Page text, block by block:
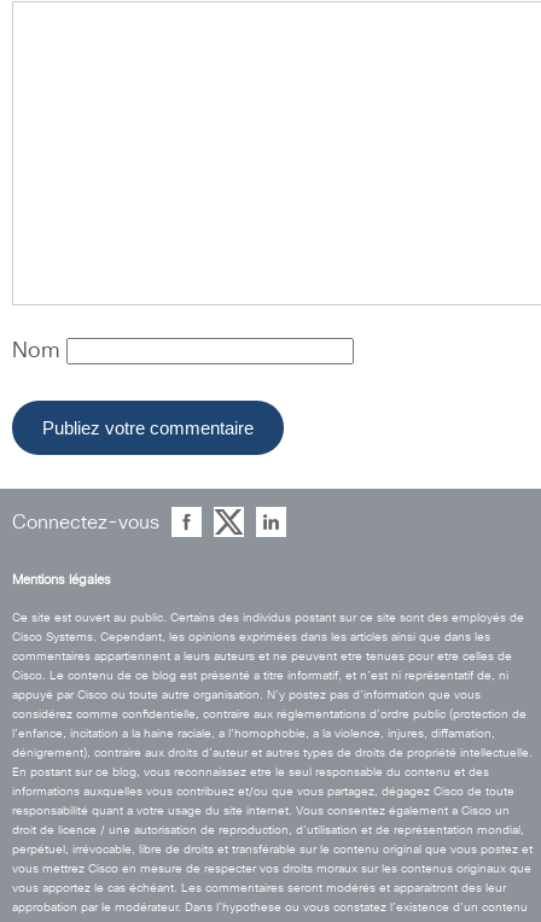
Nom
Connectez-vous
Mentions légales
Ce site est ouvert au public. Certains des individus postant sur ce site sont des employés de
Cisco Systems. Cependant, les opinions exprimées dans les articles ainsi que dans les
commentaires appartiennent a leurs auteurs et ne peuvent etre tenues pour etre celles de
Cisco. Le contenu de ce blog est présenté a titre informatif, et n’est ni représentatif de, ni
appuyé par Cisco ou toute autre organisation. N’y postez pas d’information que vous
considérez comme confidentielle, contraire aux réglementations d’ordre public (protection de
l’enfance, incitation a la haine raciale, a l’homophobie, a la violence, injures, diffamation,
dénigrement), contraire aux droits d’auteur et autres types de droits de propriété intellectuelle.
En postant sur ce blog, vous reconnaissez etre le seul responsable du contenu et des
informations auxquelles vous contribuez et/ou que vous partagez, dégagez Cisco de toute
responsabilité quant a votre usage du site internet. Vous consentez également a Cisco un
droit de licence / une autorisation de reproduction, d’utilisation et de représentation mondial,
perpétuel, irrévocable, libre de droits et transférable sur le contenu original que vous postez et
vous mettrez Cisco en mesure de respecter vos droits moraux sur les contenus originaux que
vous apportez le cas échéant. Les commentaires seront modérés et apparaitront des leur
approbation par le modérateur. Dans l’hypothese ou vous constatez l’existence d’un contenu